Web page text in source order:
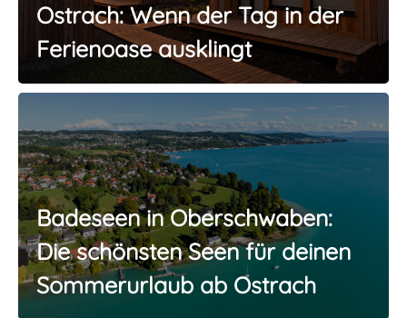
Ostrach: Wenn der Tag in der
Ferienoase ausklingt
Badeseen in Oberschwaben:
Die schönsten Seen für deinen
Sommerurlaub ab Ostrach